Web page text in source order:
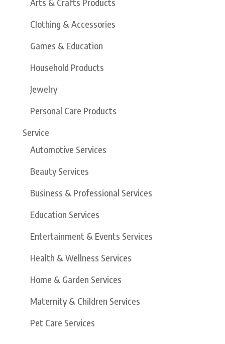
Arts & Crafts Products
Clothing & Accessories
Games & Education
Household Products
Jewelry
Personal Care Products
Service
Automotive Services
Beauty Services
Business & Professional Services
Education Services
Entertainment & Events Services
Health & Wellness Services
Home & Garden Services
Maternity & Children Services
Pet Care Services